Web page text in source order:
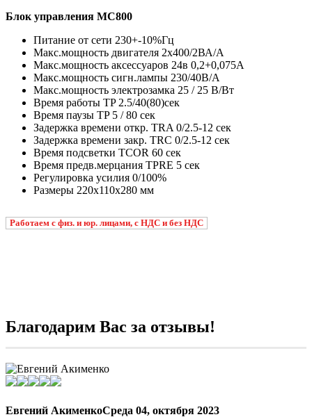
Блок управления MC800
Питание от сети 230+-10%Гц
Макс.мощность двигателя 2х400/2ВА/А
Макс.мощность аксессуаров 24в 0,2+0,075А
Макс.мощность сигн.лампы 230/40В/А
Макс.мощность электрозамка 25 / 25 В/Вт
Время работы TP 2.5/40(80)сек
Время паузы TP 5 / 80 сек
Задержка времени откр. TRA 0/2.5-12 сек
Задержка времени закр. TRC 0/2.5-12 сек
Время подсветки TCOR 60 сек
Время предв.мерцания TPRE 5 сек
Регулировка усилия 0/100%
Размеры 220x110x280 мм
Работаем с физ. и юр. лицами, с НДС и без НДС
Благодарим Вас за отзывы!
Евгений АкименкоСреда 04, октября 2023